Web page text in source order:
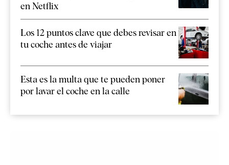
en Netflix
Los 12 puntos clave que debes revisar en
tu coche antes de viajar
Esta es la multa que te pueden poner
por lavar el coche en la calle